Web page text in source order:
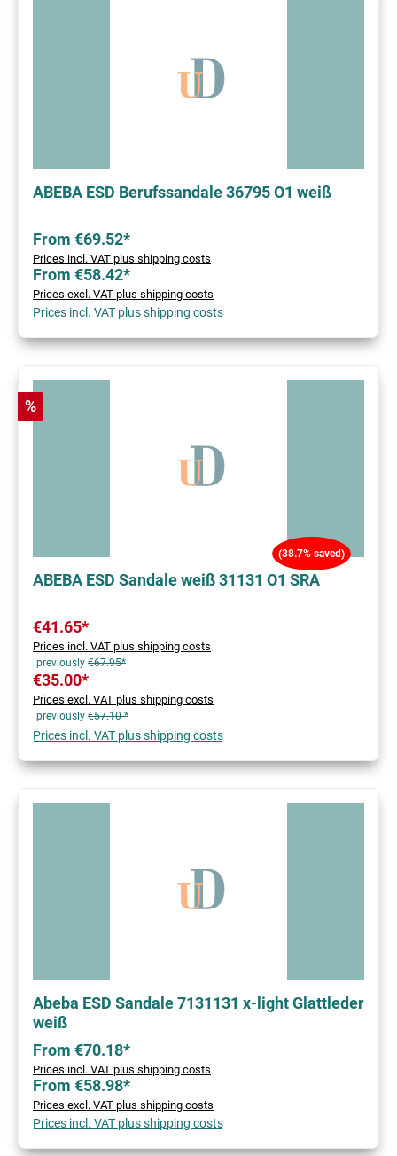
ABEBA ESD Berufssandale 36795 O1 weiß
From €69.52*
Prices incl. VAT plus shipping costs
From €58.42*
Prices excl. VAT plus shipping costs
Prices incl. VAT plus shipping costs
Discount
%
ABEBA ESD Sandale weiß 31131 O1 SRA
€41.65*
Prices incl. VAT plus shipping costs
previously €67.95*
(38.7% saved)
€35.00*
Prices excl. VAT plus shipping costs
previously €57.10 *
Prices incl. VAT plus shipping costs
Abeba ESD Sandale 7131131 x-light Glattleder
weiß
From €70.18*
Prices incl. VAT plus shipping costs
From €58.98*
Prices excl. VAT plus shipping costs
Prices incl. VAT plus shipping costs